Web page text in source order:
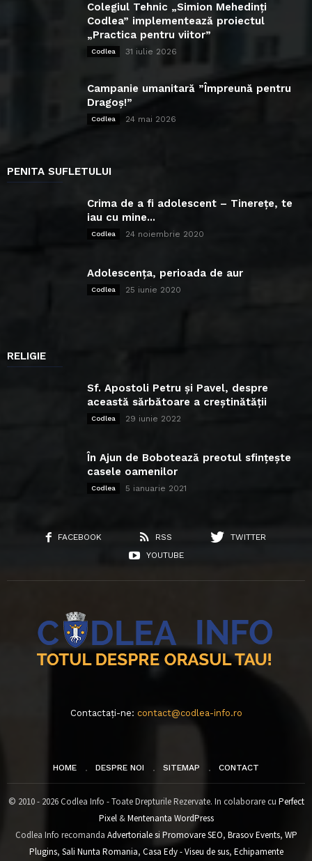
Colegiul Tehnic „Simion Mehedinți
Codlea” implementează proiectul
„Practica pentru viitor”
Codlea 31 iulie 2026
Campanie umanitară ”Împreună pentru
Dragoș!”
Codlea 24 mai 2026
PENITA SUFLETULUI
Crima de a fi adolescent – Tinerețe, te
iau cu mine...
Codlea 24 noiembrie 2020
Adolescența, perioada de aur
Codlea 25 iunie 2020
RELIGIE
Sf. Apostoli Petru și Pavel, despre
această sărbătoare a creștinătății
Codlea 29 iunie 2022
În Ajun de Bobotează preotul sfințește
casele oamenilor
Codlea 5 ianuarie 2021
FACEBOOK RSS
TWITTER
YOUTUBE
Contactați-ne: contact@codlea-info.ro
HOME DESPRE NOI SITEMAP CONTACT
© 2010 - 2026 Codlea Info - Toate Drepturile Rezervate. In colaborare cu Perfect
Pixel&Mentenanta WordPress
Codlea Info recomanda Advertoriale si Promovare SEO, Brasov Events, WP
Plugins, Sali Nunta Romania, Casa Edy - Viseu de sus, Echipamente